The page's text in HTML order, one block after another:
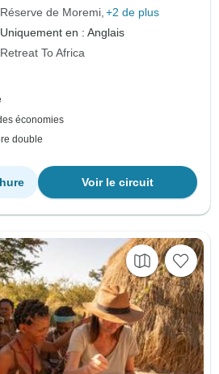
Réserve de Moremi +2 de plus
Uniquement en : Anglais
Retreat To Africa
économies
double
Voir le circuit